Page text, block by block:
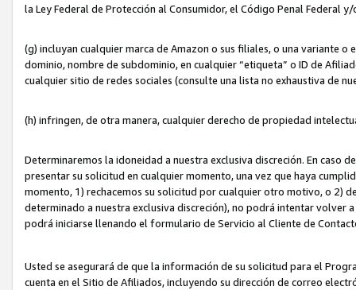
la Ley Federal de Protección al Consumidor, el Código Penal Federal
(g) incluyan cualquier marca de Amazon o sus filiales, o una variante
dominio, nombre de subdominio, en cualquier “etiqueta” o ID de
cualquier sitio de redes sociales (consulte una lista no exhaustiva de
(h) infringen, de otra manera, cualquier derecho de propiedad
Determinaremos la idoneidad a nuestra exclusiva discreción. En caso
presentar su solicitud en cualquier momento, una vez que haya
momento, 1) rechacemos su solicitud por cualquier otro motivo, o 2)
determinado a nuestra exclusiva discreción), no podrá intentar volver
podrá iniciarse llenando el formulario de Servicio al Cliente de
Usted se asegurará de que la información de su solicitud para el
cuenta en el Sitio de Afiliados, incluyendo su dirección de correo